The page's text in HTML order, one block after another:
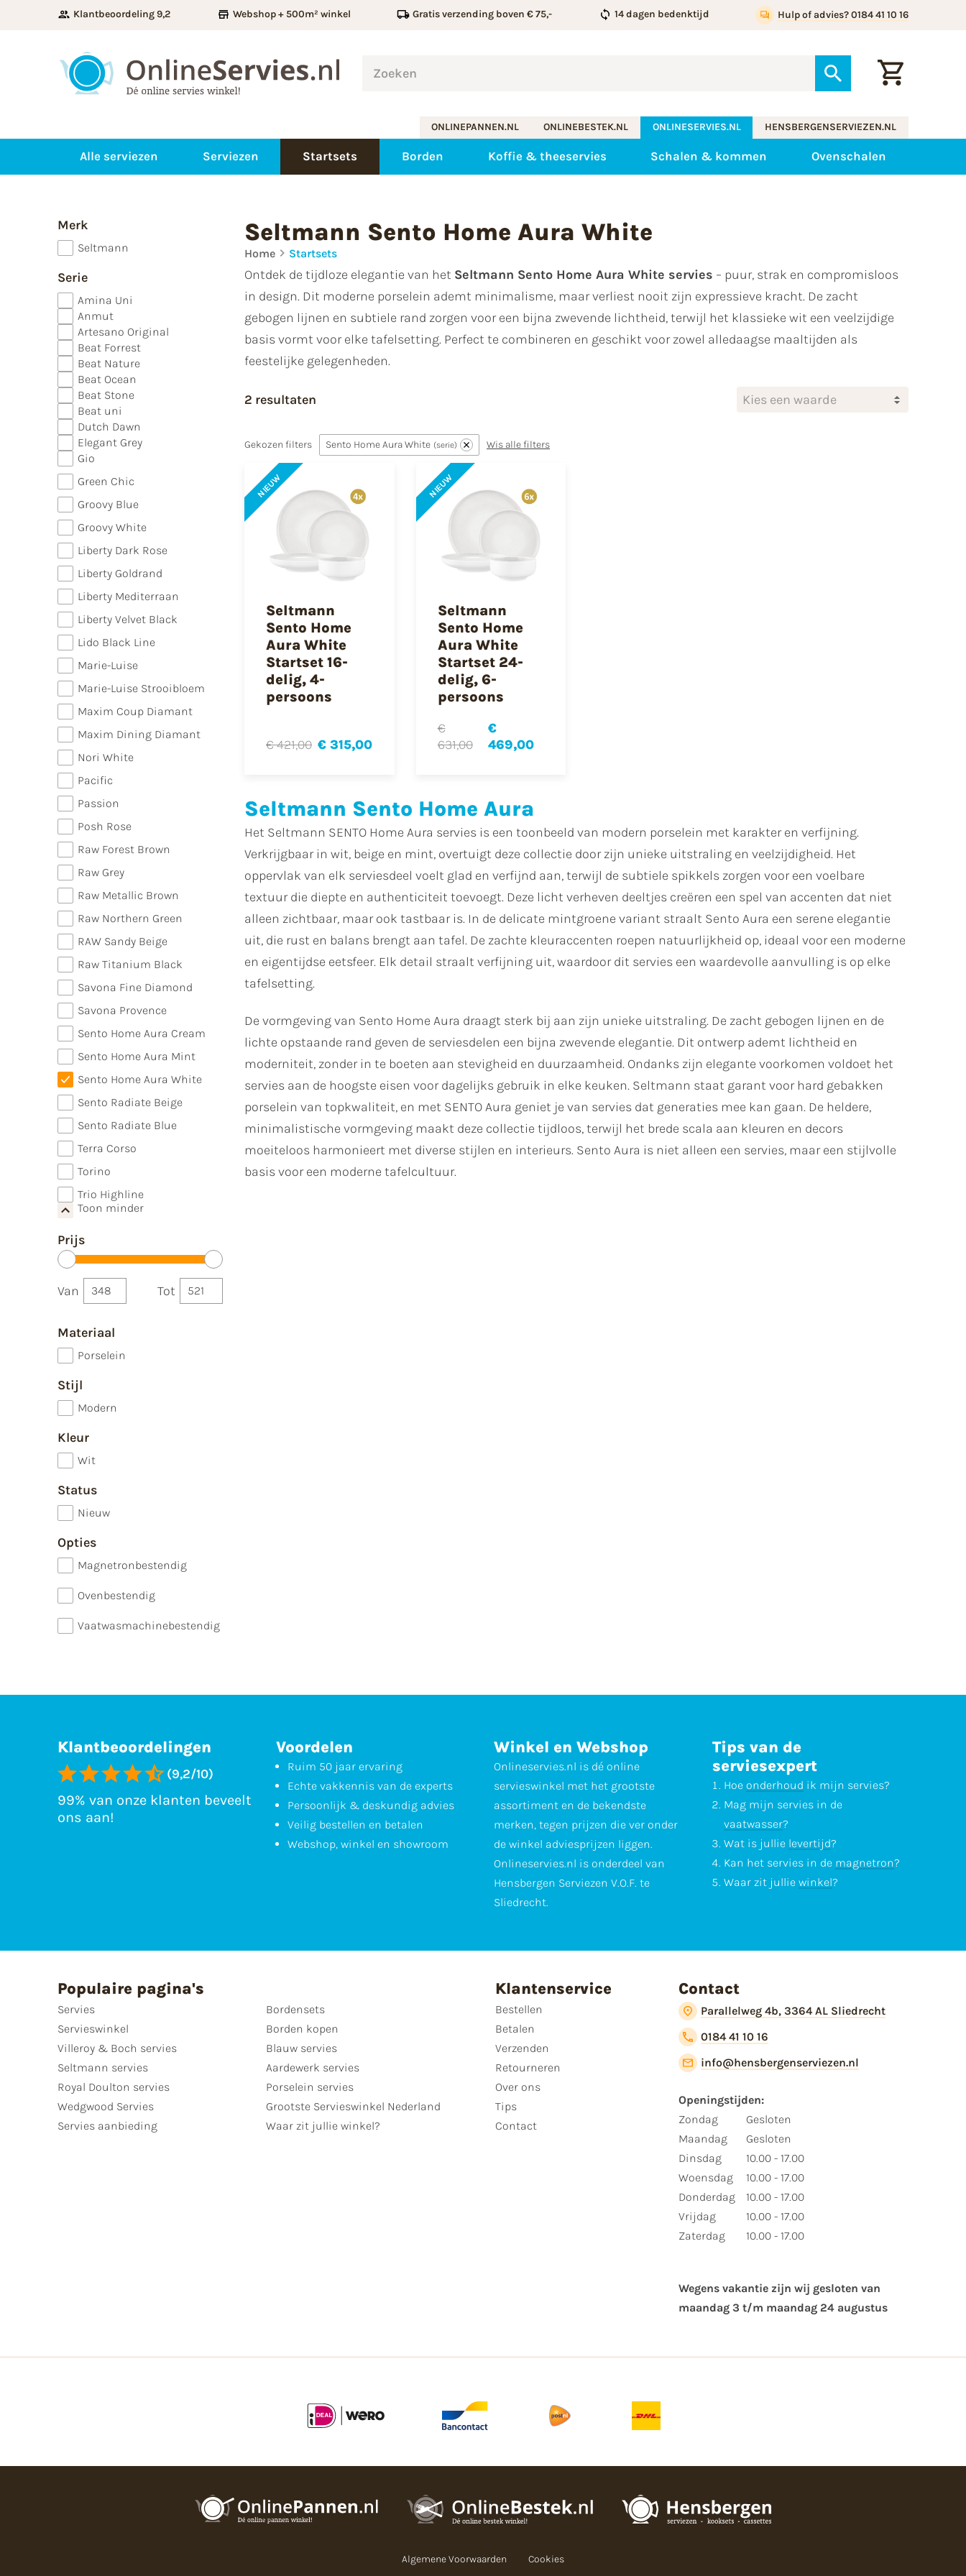
Klantbeoordeling 9,2 Webshop + 500m² winkel Gratis verzending boven € 75,- 14 dagen bedenktijd Hulp of advies? 0184 41 10 16
ONLINEPANNEN.NL ONLINEBESTEK.NL ONLINESERVIES.NL HENSBERGENSERVIEZEN.NL
Alle serviezen Serviezen Startsets Borden Koffie & theeservies Schalen & kommen Ovenschalen
Merk
Seltmann
Serie
Amina Uni
Anmut
Artesano Original
Beat Forrest
Beat Nature
Beat Ocean
Beat Stone
Beat uni
Dutch Dawn
Elegant Grey
Gio
Green Chic
Groovy Blue
Groovy White
Liberty Dark Rose
Liberty Goldrand
Liberty Mediterraan
Liberty Velvet Black
Lido Black Line
Marie-Luise
Marie-Luise Strooibloem
Maxim Coup Diamant
Maxim Dining Diamant
Nori White
Pacific
Passion
Posh Rose
Raw Forest Brown
Raw Grey
Raw Metallic Brown
Raw Northern Green
RAW Sandy Beige
Raw Titanium Black
Savona Fine Diamond
Savona Provence
Sento Home Aura Cream
Sento Home Aura Mint
Sento Home Aura White
Sento Radiate Beige
Sento Radiate Blue
Terra Corso
Torino
Trio Highline
Toon minder
Prijs
Van Tot
Materiaal
Porselein
Stijl
Modern
Kleur
Wit
Status
Nieuw
Opties
Magnetronbestendig
Ovenbestendig
Vaatwasmachinebestendig
Seltmann Sento Home Aura White
Home Startsets
Ontdek de tijdloze elegantie van het Seltmann Sento Home Aura White servies – puur, strak en compromisloos
in design. Dit moderne porselein ademt minimalisme, maar verliest nooit zijn expressieve kracht. De zacht
gebogen lijnen en subtiele rand zorgen voor een bijna zwevende lichtheid, terwijl het klassieke wit een veelzijdige
basis vormt voor elke tafelsetting. Perfect te combineren en geschikt voor zowel alledaagse maaltijden als
feestelijke gelegenheden.
2 resultaten Kies een waarde
Gekozen filters Sento Home Aura White serie Wis alle filters
NIEUW
Seltmann
Sento Home
Aura White
Startset 16-
delig, 4-
persoons
€ 421,00 € 315,00
NIEUW
Seltmann
Sento Home
Aura White
Startset 24-
delig, 6-
persoons
€
631,00
€
469,00
Seltmann Sento Home Aura
Het Seltmann SENTO Home Aura servies is een toonbeeld van modern porselein met karakter en verfijning.
Verkrijgbaar in wit, beige en mint, overtuigt deze collectie door zijn unieke uitstraling en veelzijdigheid. Het
oppervlak van elk serviesdeel voelt glad en verfijnd aan, terwijl de subtiele spikkels zorgen voor een voelbare
textuur die diepte en authenticiteit toevoegt. Deze licht verheven deeltjes creëren een spel van accenten dat niet
alleen zichtbaar, maar ook tastbaar is. In de delicate mintgroene variant straalt Sento Aura een serene elegantie
uit, die rust en balans brengt aan tafel. De zachte kleuraccenten roepen natuurlijkheid op, ideaal voor een moderne
en eigentijdse eetsfeer. Elk detail straalt verfijning uit, waardoor dit servies een waardevolle aanvulling is op elke
tafelsetting.
De vormgeving van Sento Home Aura draagt sterk bij aan zijn unieke uitstraling. De zacht gebogen lijnen en de
lichte opstaande rand geven de serviesdelen een bijna zwevende elegantie. Dit ontwerp ademt lichtheid en
moderniteit, zonder in te boeten aan stevigheid en duurzaamheid. Ondanks zijn elegante voorkomen voldoet het
servies aan de hoogste eisen voor dagelijks gebruik in elke keuken. Seltmann staat garant voor hard gebakken
porselein van topkwaliteit, en met SENTO Aura geniet je van servies dat generaties mee kan gaan. De heldere,
minimalistische vormgeving maakt deze collectie tijdloos, terwijl het brede scala aan kleuren en decors
moeiteloos harmonieert met diverse stijlen en interieurs. Sento Aura is niet alleen een servies, maar een stijlvolle
basis voor een moderne tafelcultuur.
Klantbeoordelingen
(9,2/10)
99% van onze klanten beveelt
ons aan!
Voordelen
Ruim 50 jaar ervaring
Echte vakkennis van de experts
Persoonlijk & deskundig advies
Veilig bestellen en betalen
Webshop, winkel en showroom
Winkel en Webshop
Onlineservies.nl is dé online
servieswinkel met het grootste
assortiment en de bekendste
merken, tegen prijzen die ver onder
de winkel adviesprijzen liggen.
Onlineservies.nl is onderdeel van
Hensbergen Serviezen V.O.F. te
Sliedrecht.
Tips van de
serviesexpert
Hoe onderhoud ik mijn servies?
Mag mijn servies in de
vaatwasser?
Wat is jullie levertijd?
Kan het servies in de magnetron?
Waar zit jullie winkel?
Populaire pagina's
Servies
Servieswinkel
Villeroy & Boch servies
Seltmann servies
Royal Doulton servies
Wedgwood Servies
Servies aanbieding
Bordensets
Borden kopen
Blauw servies
Aardewerk servies
Porselein servies
Grootste Servieswinkel Nederland
Waar zit jullie winkel?
Klantenservice
Bestellen
Betalen
Verzenden
Retourneren
Over ons
Tips
Contact
Contact
Parallelweg 4b, 3364 AL Sliedrecht
0184 41 10 16
info@hensbergenserviezen.nl
Openingstijden:
Zondag
Maandag
Dinsdag
Woensdag
Donderdag
Vrijdag
Zaterdag
Gesloten
Gesloten
10.00 - 17.00
10.00 - 17.00
10.00 - 17.00
10.00 - 17.00
10.00 - 17.00
Wegens vakantie zijn wij gesloten van ​
maandag 3 t/m maandag 24 augustus
Algemene Voorwaarden Cookies